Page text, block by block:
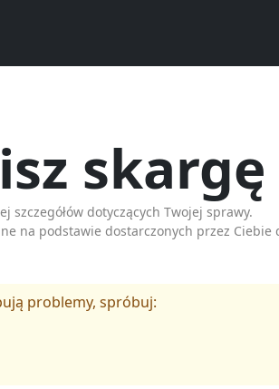
skargę
szczegółów dotyczących Twojej sprawy.
na podstawie dostarczonych przez Ciebie
problemy, spróbuj: